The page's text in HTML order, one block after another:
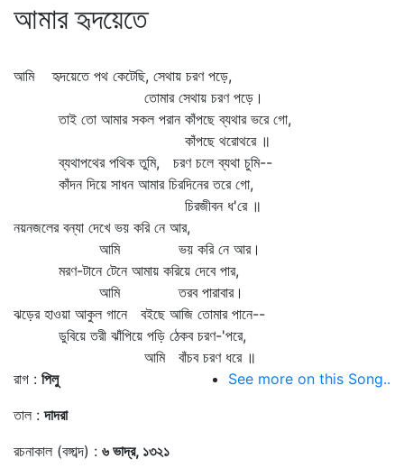
আমার হৃদয়েতে
আমি হৃদয়েতে পথ কেটেছি, সেথায় চরণ পড়ে,
তোমার সেথায় চরণ পড়ে।
তাই তো আমার সকল পরান কাঁপছে ব্যথার ভরে গো,
কাঁপছে থরোথরে ॥
ব্যথাপথের পথিক তুমি, চরণ চলে ব্যথা চুমি--
কাঁদন দিয়ে সাধন আমার চিরদিনের তরে গো,
চিরজীবন ধ'রে ॥
নয়নজলের বন্যা দেখে ভয় করি নে আর,
আমি ভয় করি নে আর।
মরণ-টানে টেনে আমায় করিয়ে দেবে পার,
আমি তরব পারাবার।
ঝড়ের হাওয়া আকুল গানে বইছে আজি তোমার পানে--
ডুবিয়ে তরী ঝাঁপিয়ে পড়ি ঠেকব চরণ-'পরে,
আমি বাঁচব চরণ ধরে ॥
রাগ : পিলু
তাল :দাদরা
রচনাকাল (বঙ্গাব্দ) : ৬ ভাদ্র, ১৩২১
See more on this Song..